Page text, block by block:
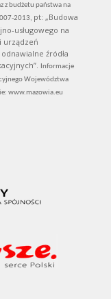
z budżetu państwa na
2013, pt: „Budowa
usługowego na
urządzeń
źródła
Informacje
Województwa
www.mazowia.eu